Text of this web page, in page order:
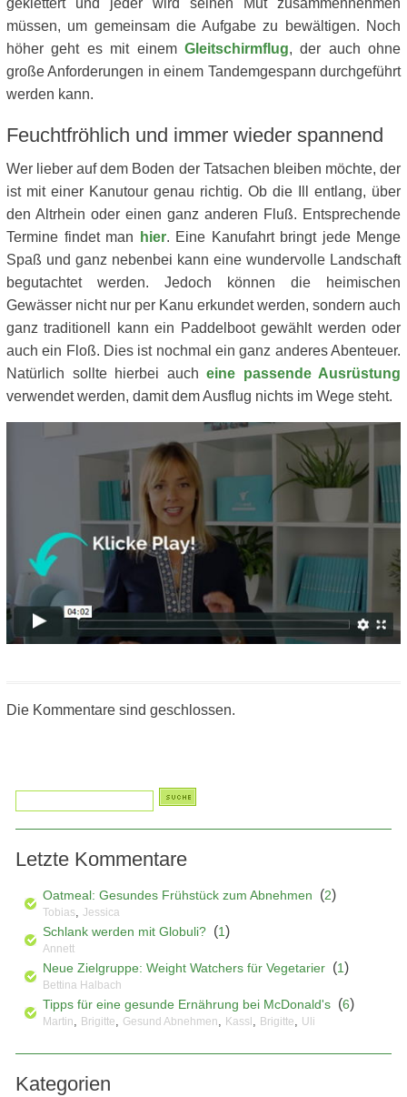
geklettert und jeder wird seinen Mut zusammennehmen
müssen, um gemeinsam die Aufgabe zu bewältigen. Noch
höher geht es mit einem Gleitschirmflug, der auch ohne
große Anforderungen in einem Tandemgespann durchgeführt
werden kann.
Feuchtfröhlich und immer wieder spannend
Wer lieber auf dem Boden der Tatsachen bleiben möchte, der
ist mit einer Kanutour genau richtig. Ob die Ill entlang, über
den Altrhein oder einen ganz anderen Fluß. Entsprechende
Termine findet man
hier. Eine Kanufahrt bringt jede Menge
Spaß und ganz nebenbei kann eine wundervolle Landschaft
begutachtet werden. Jedoch können die heimischen
Gewässer nicht nur per Kanu erkundet werden, sondern auch
ganz traditionell kann ein Paddelboot gewählt werden oder
auch ein Floß. Dies ist nochmal ein ganz anderes Abenteuer.
Natürlich sollte hierbei auch eine passende Ausrüstung
verwendet werden, damit dem Ausflug nichts im Wege steht.
Die Kommentare sind geschlossen.
Letzte Kommentare
Oatmeal: Gesundes Frühstück zum Abnehmen (2)
Tobias, Jessica
Schlank werden mit Globuli? (1)
Annett
Neue Zielgruppe: Weight Watchers für Vegetarier (1)
Bettina Halbach
Tipps für eine gesunde Ernährung bei McDonald's (6)
Martin, Brigitte, Gesund Abnehmen, Kassl , Brigitte, Uli
Kategorien